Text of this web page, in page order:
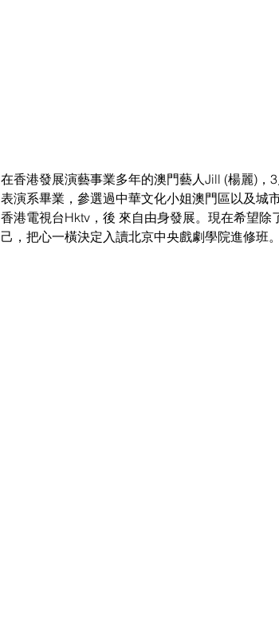
在香港發展演藝事業多年的澳門藝人Jill (楊麗)
表演系畢業，參選過中華文化小姐澳門區以及城
香港電視台Hktv，後 來自由身發展。現在希望
己，把心一橫決定入讀北京中央戲劇學院進修班。